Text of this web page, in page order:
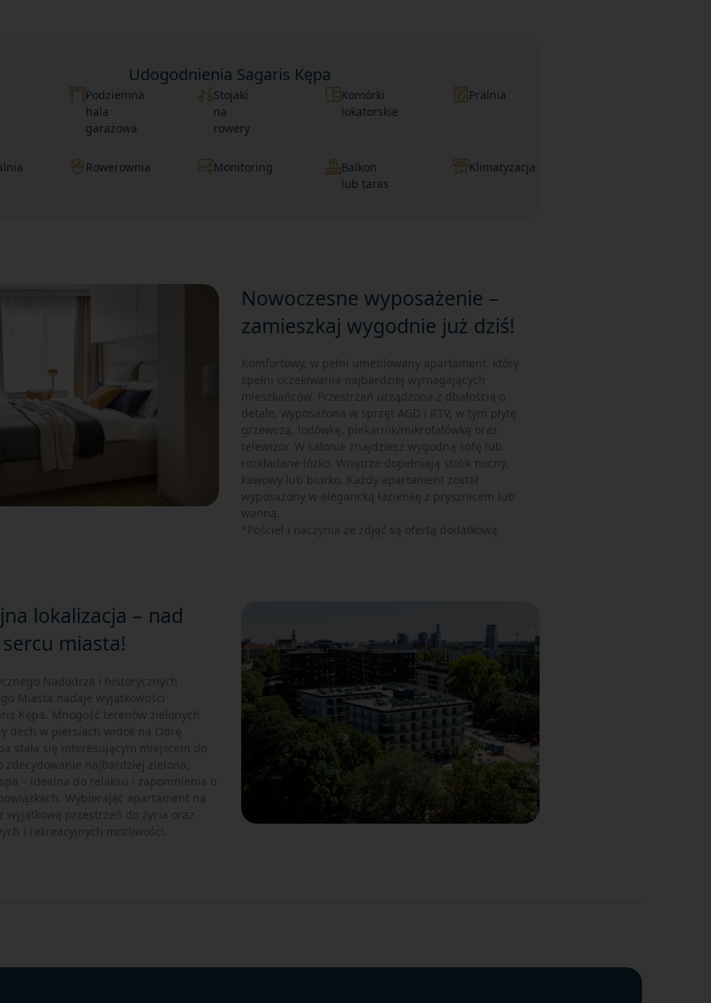
Udogodnienia Sagaris Kępa
Podziemna
hala
garażowa
Stojaki
na
rowery
Komórki
lokatorskie
Pralnia
Rowerownia Monitoring
Balkon
lub taras
Klimatyzacja
Nowoczesne wyposażenie –
zamieszkaj wygodnie już dziś!
Komfortowy, w pełni umeblowany apartament, który
spełni oczekiwania najbardziej wymagających
mieszkańców. Przestrzeń urządzona z dbałością o
detale, wyposażona w sprzęt AGD i RTV, w tym płytę
grzewczą, lodówkę, piekarnik/mikrofalówkę oraz
telewizor. W salonie znajdziesz wygodną sofę lub
rozkładane łóżko. Wnętrze dopełniają stolik nocny,
kawowy lub biurko. Każdy apartament został
wyposażony w elegancką łazienkę z prysznicem lub
wanną.
*Pościel i naczynia ze zdjęć są ofertą dodatkową.
lokalizacja – nad
miasta!
Nadodrza i historycznych
Miasta nadaje wyjątkowości
Kępa. Mnogość terenów zielonych
dech w piersiach widok na Odrę
stała się interesującym miejscem do
zdecydowanie najbardziej zielona,
– idealna do relaksu i zapomnienia o
Wybierając apartament na
wyjątkową przestrzeń do życia oraz
i rekreacyjnych możliwości.